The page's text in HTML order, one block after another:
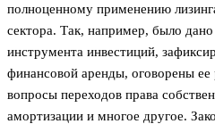
полноценному применению
сектора. Так, например, было дано
инструмента инвестиций,
финансовой аренды, оговорены
вопросы переходов права
амортизации и многое другое.